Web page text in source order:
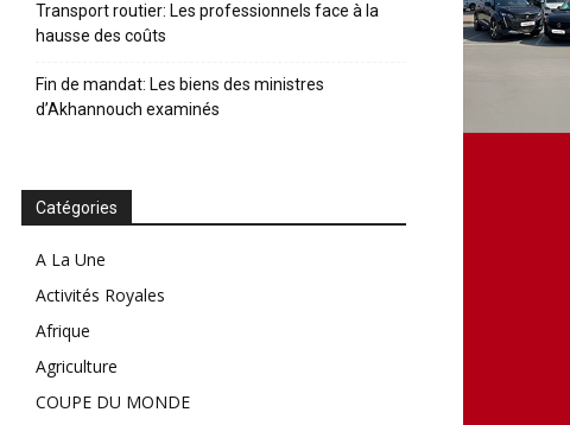
Transport routier: Les professionnels face à la
hausse des coûts
Fin de mandat: Les biens des ministres
d’Akhannouch examinés
Catégories
A La Une
Activités Royales
Afrique
Agriculture
COUPE DU MONDE